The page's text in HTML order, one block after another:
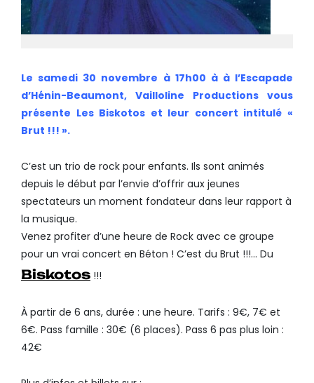
Le samedi 30 novembre à 17h00 à à l’Escapade
d’Hénin-Beaumont, Vailloline Productions vous
présente Les Biskotos et leur concert intitulé «
Brut !!! ».
C’est un trio de rock pour enfants. Ils sont animés
depuis le début par l’envie d’offrir aux jeunes
spectateurs un moment fondateur dans leur rapport à
la musique.
Venez profiter d’une heure de Rock avec ce groupe
pour un vrai concert en Béton ! C’est du Brut !!!… Du
Biskotos !!!
À partir de 6 ans, durée : une heure. Tarifs : 9€, 7€ et
6€. Pass famille : 30€ (6 places). Pass 6 pas plus loin :
42€